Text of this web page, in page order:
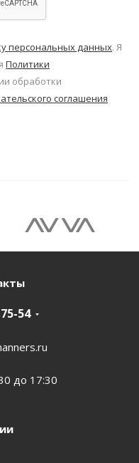
персональных данных. Я
Политики
обработки
соглашения
54
до 17:30